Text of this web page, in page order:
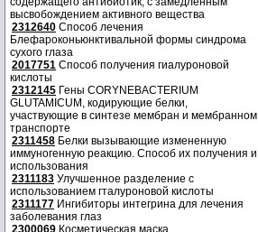
высвобождением активного вещества
2312640 Способ лечения
Блефароконьюнктивальной формы синдрома
сухого глаза
2017751 Способ получения гиалуроновой
кислоты
2312145 Гены CORYNEBACTERIUM
GLUTAMICUM, кодирующие белки,
участвующие в синтезе мембран и мембранном
транспорте
2311458 Белки вызывающие измененную
иммуногенную реакцию. Способ их получения и
использования
2311183 Улучшенное разделение с
использованием гталуроновой кислоты
2311177 Ингибиторы интегрина для лечения
заболевания глаз
2300069 Косметическая маска